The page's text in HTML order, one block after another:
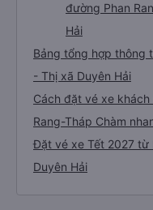
đường Phan
Hải
Bảng tổng hợp thông
- Thị xã Duyên Hải
Cách đặt vé xe
Rang-Tháp Chàm
Đặt vé xe Tết 2027 từ
Duyên Hải